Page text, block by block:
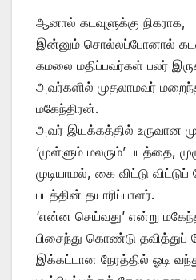
ஆனால் கடவுளுக்கு நிகராக,
இன்னும் சொல்லப்போனால்
கமலை மதிப்பவர்கள் பலர்
அவர்களில் முதலாமவர்
மகேந்திரன்.
அவர் இயக்கத்தில் உருவான
‘முள்ளும் மலரும்’ படத்தை,
முடியாமல், கை விட்டு
படத்தின் தயாரிப்பாளர்.
‘என்ன செய்வது’ என்று
பிசைந்து கொண்டு
இக்கட்டான நேரத்தில் ஓடி